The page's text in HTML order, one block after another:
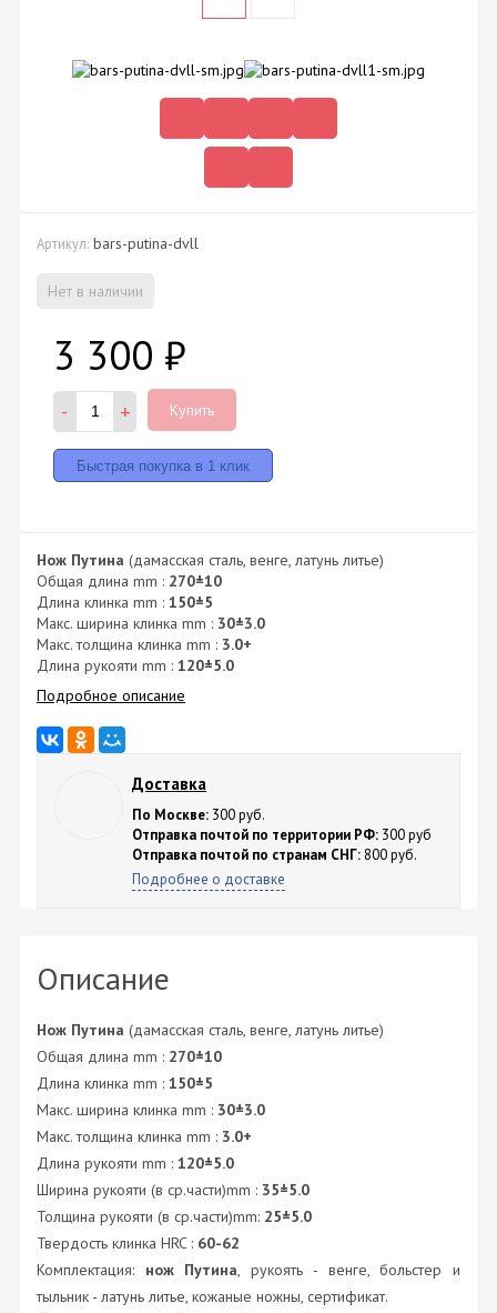
Артикул: bars-putina-dvll
Нет в наличии
3 300 ₽
- + Купить
Нож Путина (дамасская сталь, венге, латунь литье)
Общая длина mm : 270±10
Длина клинка mm : 150±5
Макс. ширина клинка mm : 30±3.0
Макс. толщина клинка mm : 3.0+
Длина рукояти mm : 120±5.0
Подробное описание
Доставка
По Москве: 300 руб.
Отправка почтой по территории РФ: 300 руб
Отправка почтой по странам СНГ: 800 руб.
Подробнее о доставке
Описание
Нож Путина (дамасская сталь, венге, латунь литье)
Общая длина mm : 270±10
Длина клинка mm : 150±5
Макс. ширина клинка mm : 30±3.0
Макс. толщина клинка mm : 3.0+
Длина рукояти mm : 120±5.0
Ширина рукояти (в ср.части)mm : 35±5.0
Толщина рукояти (в ср.части)mm: 25±5.0
Твердость клинка HRC : 60-62
Комплектация: нож Путина, рукоять - венге, больстер и
тыльник - латунь литье, кожаные ножны, сертификат.